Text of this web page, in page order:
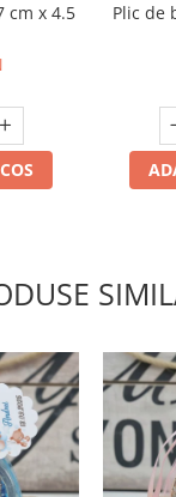
cm x 4.5
Plic de